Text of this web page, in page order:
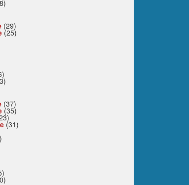
(29)
(25)
(37)
(35)
(31)